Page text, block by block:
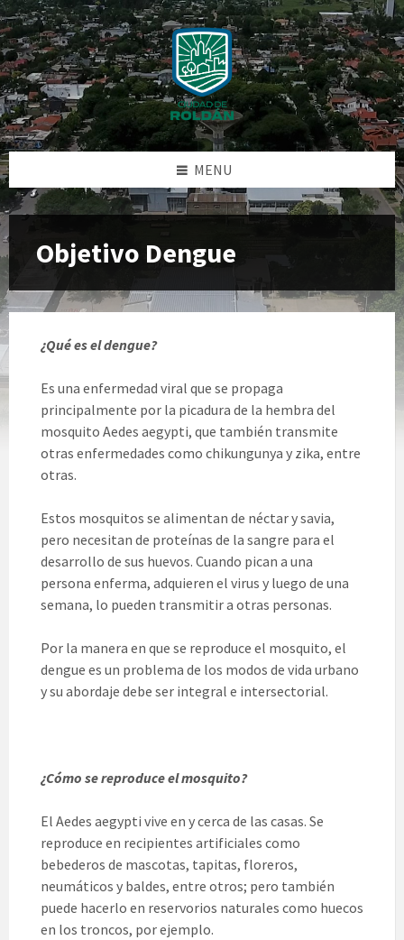
Skip
to
content
Skip
to
left
sidebar
Skip
to
right
sidebar
Skip
to
footer
MENU
Objetivo Dengue
¿Qué es el dengue?
Es una enfermedad viral que se propaga
principalmente por la picadura de la hembra del
mosquito Aedes aegypti, que también transmite
otras enfermedades como chikungunya y zika, entre
otras.
Estos mosquitos se alimentan de néctar y savia,
pero necesitan de proteínas de la sangre para el
desarrollo de sus huevos. Cuando pican a una
persona enferma, adquieren el virus y luego de una
semana, lo pueden transmitir a otras personas.
Por la manera en que se reproduce el mosquito, el
dengue es un problema de los modos de vida urbano
y su abordaje debe ser integral e intersectorial.
¿Cómo se reproduce el mosquito?
El Aedes aegypti vive en y cerca de las casas. Se
reproduce en recipientes artificiales como
bebederos de mascotas, tapitas, floreros,
neumáticos y baldes, entre otros; pero también
puede hacerlo en reservorios naturales como huecos
en los troncos, por ejemplo.